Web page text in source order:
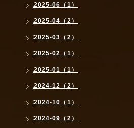
2025-06（1）
2025-04（2）
2025-03（2）
2025-02（1）
2025-01（1）
2024-12（2）
2024-10（1）
2024-09（2）